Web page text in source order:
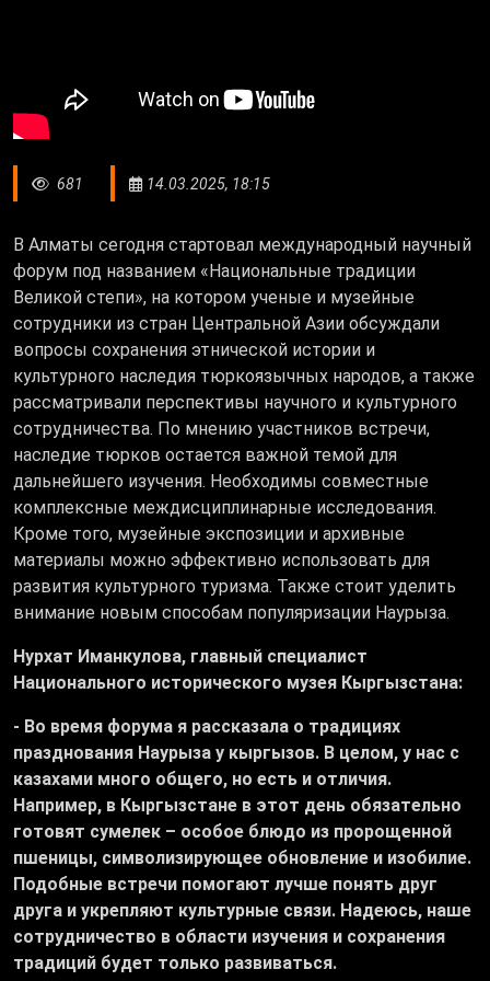
681 14.03.2025, 18:15
В Алматы сегодня стартовал международный научный
форум под названием «Национальные традиции
Великой степи», на котором ученые и музейные
сотрудники из стран Центральной Азии обсуждали
вопросы сохранения этнической истории и
культурного наследия тюркоязычных народов, а также
рассматривали перспективы научного и культурного
сотрудничества. По мнению участников встречи,
наследие тюрков остается важной темой для
дальнейшего изучения. Необходимы совместные
комплексные междисциплинарные исследования.
Кроме того, музейные экспозиции и архивные
материалы можно эффективно использовать для
развития культурного туризма. Также стоит уделить
внимание новым способам популяризации Наурыза.
Нурхат Иманкулова, главный специалист
Национального исторического музея Кыргызстана:
- Во время форума я рассказала о традициях
празднования Наурыза у кыргызов. В целом, у нас с
казахами много общего, но есть и отличия.
Например, в Кыргызстане в этот день обязательно
готовят сумелек – особое блюдо из пророщенной
пшеницы, символизирующее обновление и изобилие.
Подобные встречи помогают лучше понять друг
друга и укрепляют культурные связи. Надеюсь, наше
сотрудничество в области изучения и сохранения
традиций будет только развиваться.